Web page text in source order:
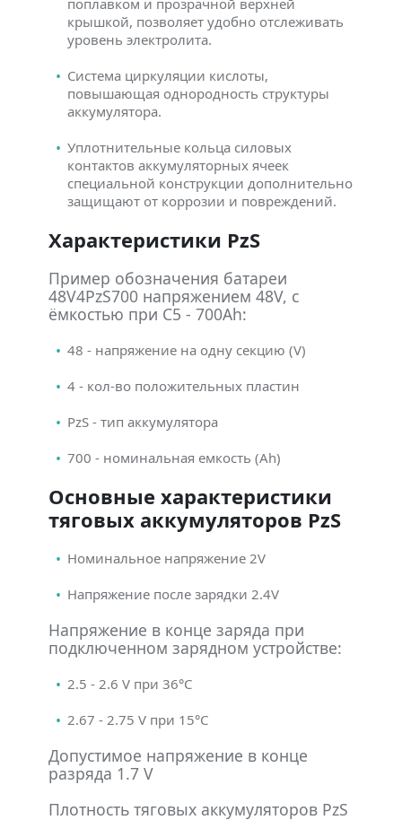
крышкой, позволяет удобно отслеживать
уровень электролита.
Система циркуляции кислоты,
повышающая однородность структуры
аккумулятора.
Уплотнительные кольца силовых
контактов аккумуляторных ячеек
специальной конструкции дополнительно
защищают от коррозии и повреждений.
Характеристики PzS
Пример обозначения батареи
48V4PzS700 напряжением 48V, с
ёмкостью при C5 - 700Ah:
48 - напряжение на одну секцию (V)
4 - кол-во положительных пластин
PzS - тип аккумулятора
700 - номинальная емкость (Ah)
Основные характеристики
тяговых аккумуляторов PzS
Номинальное напряжение 2V
Напряжение после зарядки 2.4V
Напряжение в конце заряда при
подключенном зарядном устройстве:
2.5 - 2.6 V при 36°С
2.67 - 2.75 V при 15°С
Допустимое напряжение в конце
разряда 1.7 V
Плотность тяговых аккумуляторов PzS